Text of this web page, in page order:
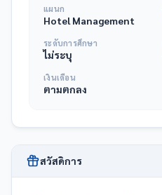
แผนก
Hotel Management
ระดับการศึกษา
ไม่ระบุ
เงินเดือน
ตามตกลง
สวัสดิการ